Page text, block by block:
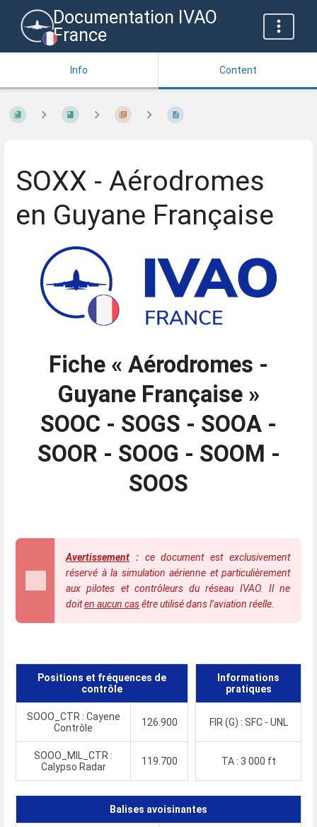
Documentation IVAO
France
Info Content
SOXX - Aérodromes
en Guyane Française
Fiche « Aérodromes -
Guyane Française »
SOOC - SOGS - SOOA -
SOOR - SOOG - SOOM -
SOOS
Avertissement :ce document est exclusivement
réservé à la simulation aérienne et particulièrement
aux pilotes et contrôleurs du réseau IVAO. Il ne
doiten aucun casêtre utilisé dans l’aviation réelle.
Positions et fréquences de
contrôle
Informations
pratiques
SOOO_CTR : Cayene
Contrôle
126.900 FIR (G) : SFC - UNL
SOOO_MIL_CTR :
Calypso Radar
119.700 TA : 3 000 ft
Balises avoisinantes